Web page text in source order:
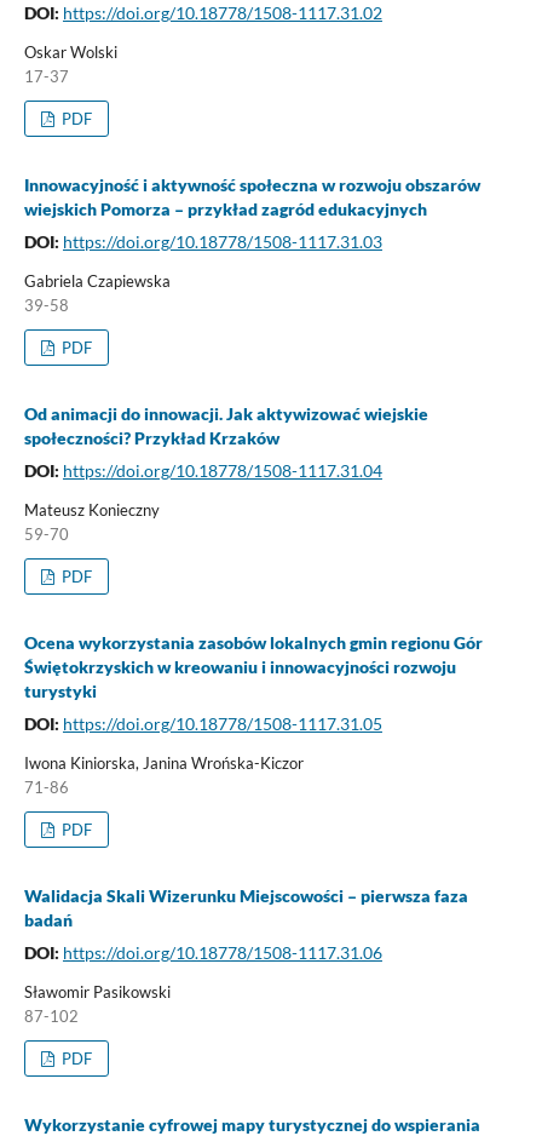
DOI: https://doi.org/10.18778/1508-1117.31.02
Oskar Wolski
17-37
PDF
Innowacyjność i aktywność społeczna w rozwoju obszarów
wiejskich Pomorza – przykład zagród edukacyjnych
DOI: https://doi.org/10.18778/1508-1117.31.03
Gabriela Czapiewska
39-58
PDF
Od animacji do innowacji. Jak aktywizować wiejskie
społeczności? Przykład Krzaków
DOI: https://doi.org/10.18778/1508-1117.31.04
Mateusz Konieczny
59-70
PDF
Ocena wykorzystania zasobów lokalnych gmin regionu Gór
Świętokrzyskich w kreowaniu i innowacyjności rozwoju
turystyki
DOI: https://doi.org/10.18778/1508-1117.31.05
Iwona Kiniorska, Janina Wrońska-Kiczor
71-86
PDF
Walidacja Skali Wizerunku Miejscowości – pierwsza faza
badań
DOI: https://doi.org/10.18778/1508-1117.31.06
Sławomir Pasikowski
87-102
PDF
Wykorzystanie cyfrowej mapy turystycznej do wspierania